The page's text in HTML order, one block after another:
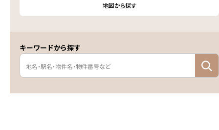
地図から探す
キーワードから探す